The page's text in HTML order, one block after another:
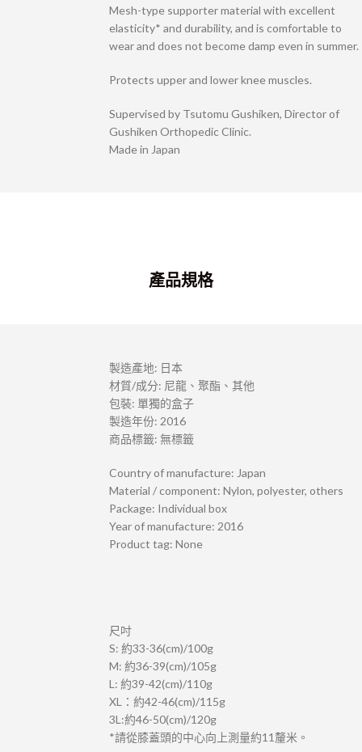
Mesh-type supporter material with excellent
elasticity* and durability, and is comfortable to
wear and does not become damp even in summer.
Protects upper and lower knee muscles.
Supervised by Tsutomu Gushiken, Director of
Gushiken Orthopedic Clinic.
Made in Japan
產品規格
製造產地: 日本
材質/成分: 尼龍、聚酯、其他
包裝: 單獨的盒子
製造年份: 2016
商品標籤: 無標籤
Country of manufacture: Japan
Material / component: Nylon, polyester, others
Package: Individual box
Year of manufacture: 2016
Product tag: None
尺吋
S: 約33-36(cm)/100g
M: 約36-39(cm)/105g
L: 約39-42(cm)/110g
XL：約42-46(cm)/115g
3L:約46-50(cm)/120g
*請從膝蓋頭的中心向上測量約11釐米。